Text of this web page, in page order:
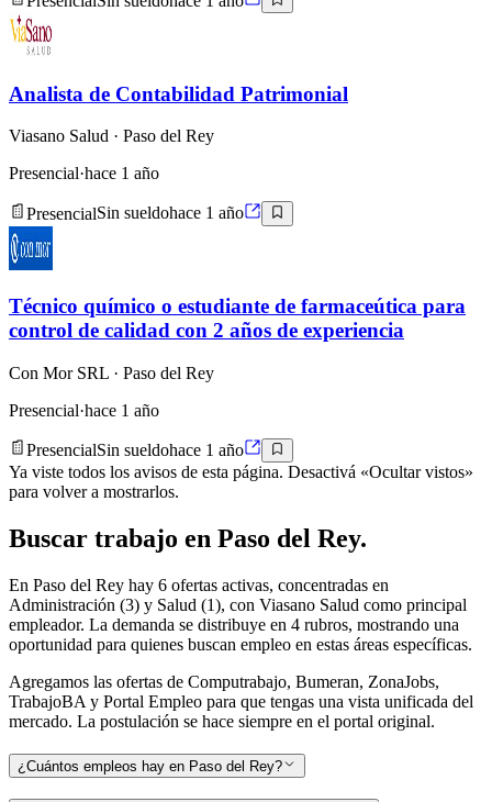
Analista de Contabilidad Patrimonial
Viasano Salud · Paso del Rey
Presencial·hace 1 año
PresencialSin sueldohace 1 año
Técnico químico o estudiante de farmaceútica para
control de calidad con 2 años de experiencia
Con Mor SRL · Paso del Rey
Presencial·hace 1 año
PresencialSin sueldohace 1 año
Ya viste todos los avisos de esta página. Desactivá «Ocultar vistos»
para volver a mostrarlos.
Buscar trabajo en Paso del Rey.
En Paso del Rey hay 6 ofertas activas, concentradas en
Administración (3) y Salud (1), con Viasano Salud como principal
empleador. La demanda se distribuye en 4 rubros, mostrando una
oportunidad para quienes buscan empleo en estas áreas específicas.
Agregamos las ofertas de Computrabajo, Bumeran, ZonaJobs,
TrabajoBA y Portal Empleo para que tengas una vista unificada del
mercado. La postulación se hace siempre en el portal original.
¿Cuántos empleos hay en Paso del Rey?